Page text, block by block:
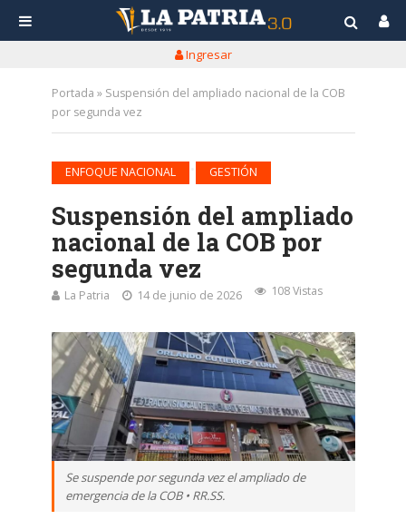
Ingresar
Portada » Suspensión del ampliado nacional de la COB
por segunda vez
ENFOQUE NACIONAL GESTIÓN
Suspensión del ampliado
nacional de la COB por
segunda vez
La Patria 14 de junio de 2026 108 Vistas
Se suspende por segunda vez el ampliado de
emergencia de la COB • RR.SS.